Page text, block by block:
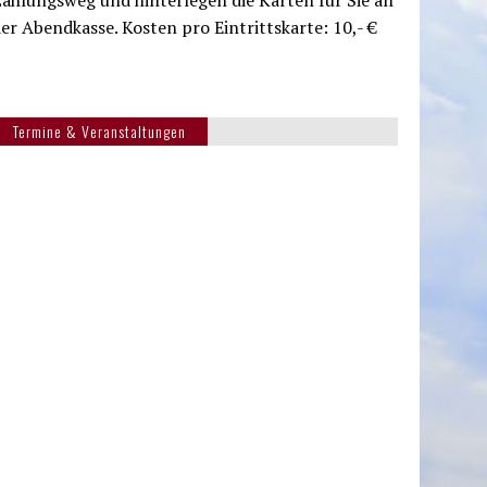
Abendkasse. Kosten pro Eintrittskarte: 10,- €
Termine & Veranstaltungen